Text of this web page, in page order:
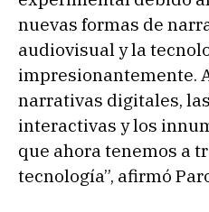
nuevas formas de
audiovisual y la
impresionantemente.
narrativas digitales,
interactivas y los
que ahora tenemos a
tecnología”, afirmó